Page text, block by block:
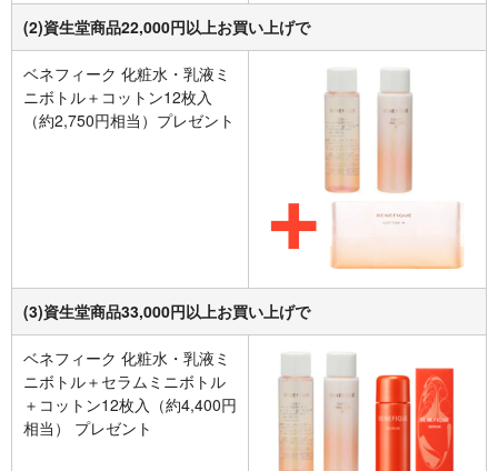
(2)資生堂商品22,000円以上お買い上げで
ベネフィーク 化粧水・乳液ミ
ニボトル＋コットン12枚入
（約2,750円相当）プレゼント
(3)資生堂商品33,000円以上お買い上げで
ベネフィーク 化粧水・乳液ミ
ニボトル＋セラムミニボトル
＋コットン12枚入（約4,400円
相当） プレゼント